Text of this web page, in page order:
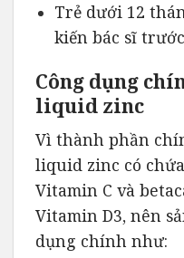
Trẻ dưới 12
kiến bác sĩ
Công dụng
liquid zinc
Vì thành phần
liquid zinc có
Vitamin C và
Vitamin D3, nên
dụng chính như: